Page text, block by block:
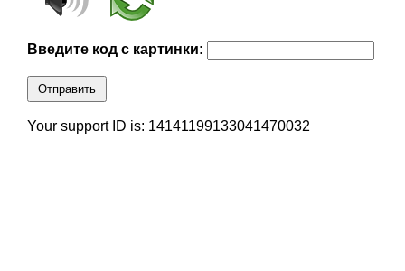
Введите код с картинки:
Отправить
Your support ID is: 14141199133041470032